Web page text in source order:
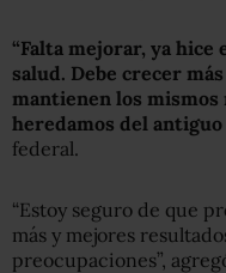
“Falta mejorar, ya
salud. Debe crecer
mantienen los mismos
heredamos del antiguo
federal.
“Estoy seguro de que
más y mejores
preocupaciones”,